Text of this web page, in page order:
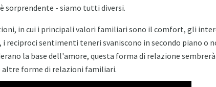
sorprendente - siamo tutti diversi.
in cui i principali valori familiari sono il comfort, gli
sentimenti teneri svaniscono in secondo piano o
la base dell'amore, questa forma di relazione sembrerà
altre forme di relazioni familiari.